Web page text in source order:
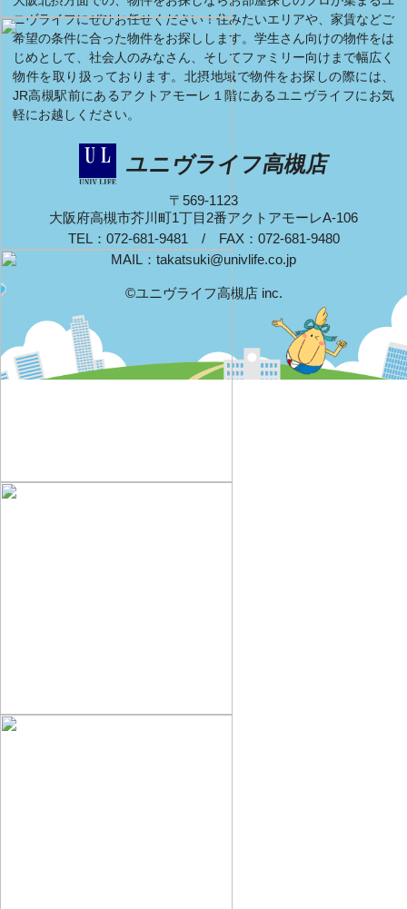
ニヴライフにぜひお任せください！住みたいエリアや、家賃などご
希望の条件に合った物件をお探しします。学生さん向けの物件をは
じめとして、社会人のみなさん、そしてファミリー向けまで幅広く
物件を取り扱っております。北摂地域で物件をお探しの際には、
JR高槻駅前にあるアクトアモーレ１階にあるユニヴライフにお気
軽にお越しください。
ユニヴライフ高槻店
〒569-1123
大阪府高槻市芥川町1丁目2番アクトアモーレA-106
TEL：072-681-9481 / FAX：072-681-9480
MAIL： takatsuki@univlife.co.jp
©ユニヴライフ高槻店 inc.